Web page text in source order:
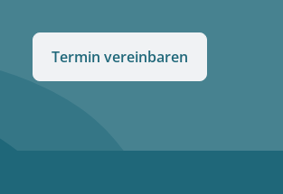
Termin vereinbaren